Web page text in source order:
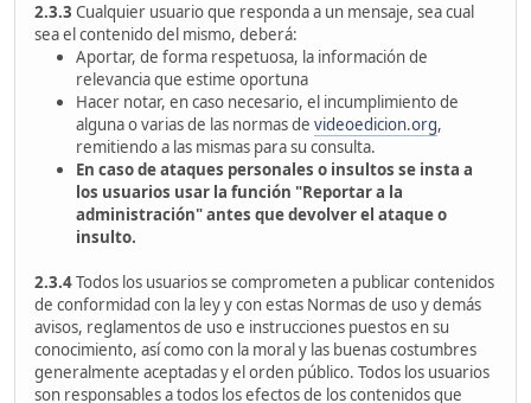
2.3.3 Cualquier usuario que responda a un mensaje, sea cual
sea el contenido del mismo, deberá:
Aportar, de forma respetuosa, la información de
relevancia que estime oportuna
Hacer notar, en caso necesario, el incumplimiento de
alguna o varias de las normas de videoedicion.org,
remitiendo a las mismas para su consulta.
En caso de ataques personales o insultos se insta a
los usuarios usar la función "Reportar a la
administración" antes que devolver el ataque o
insulto.
2.3.4Todos los usuarios se comprometen a publicar contenidos
de conformidad con la ley y con estas Normas de uso y demás
avisos, reglamentos de uso e instrucciones puestos en su
conocimiento, así como con la moral y las buenas costumbres
generalmente aceptadas y el orden público. Todos los usuarios
son responsables a todos los efectos de los contenidos que